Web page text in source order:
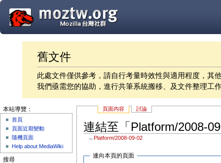
舊文件
此處文件僅供參考，請自行考量時效性與適用程度，其
我們亟需您的協助，進行共筆系統搬移、及文件整理工
頁面內容 討論
連結至「Platform/2008-
← Platform/2008-09-02
連向本頁的頁面
本站導覽：
首頁
頁面近期變動
隨機頁面
Help about MediaWiki
搜尋